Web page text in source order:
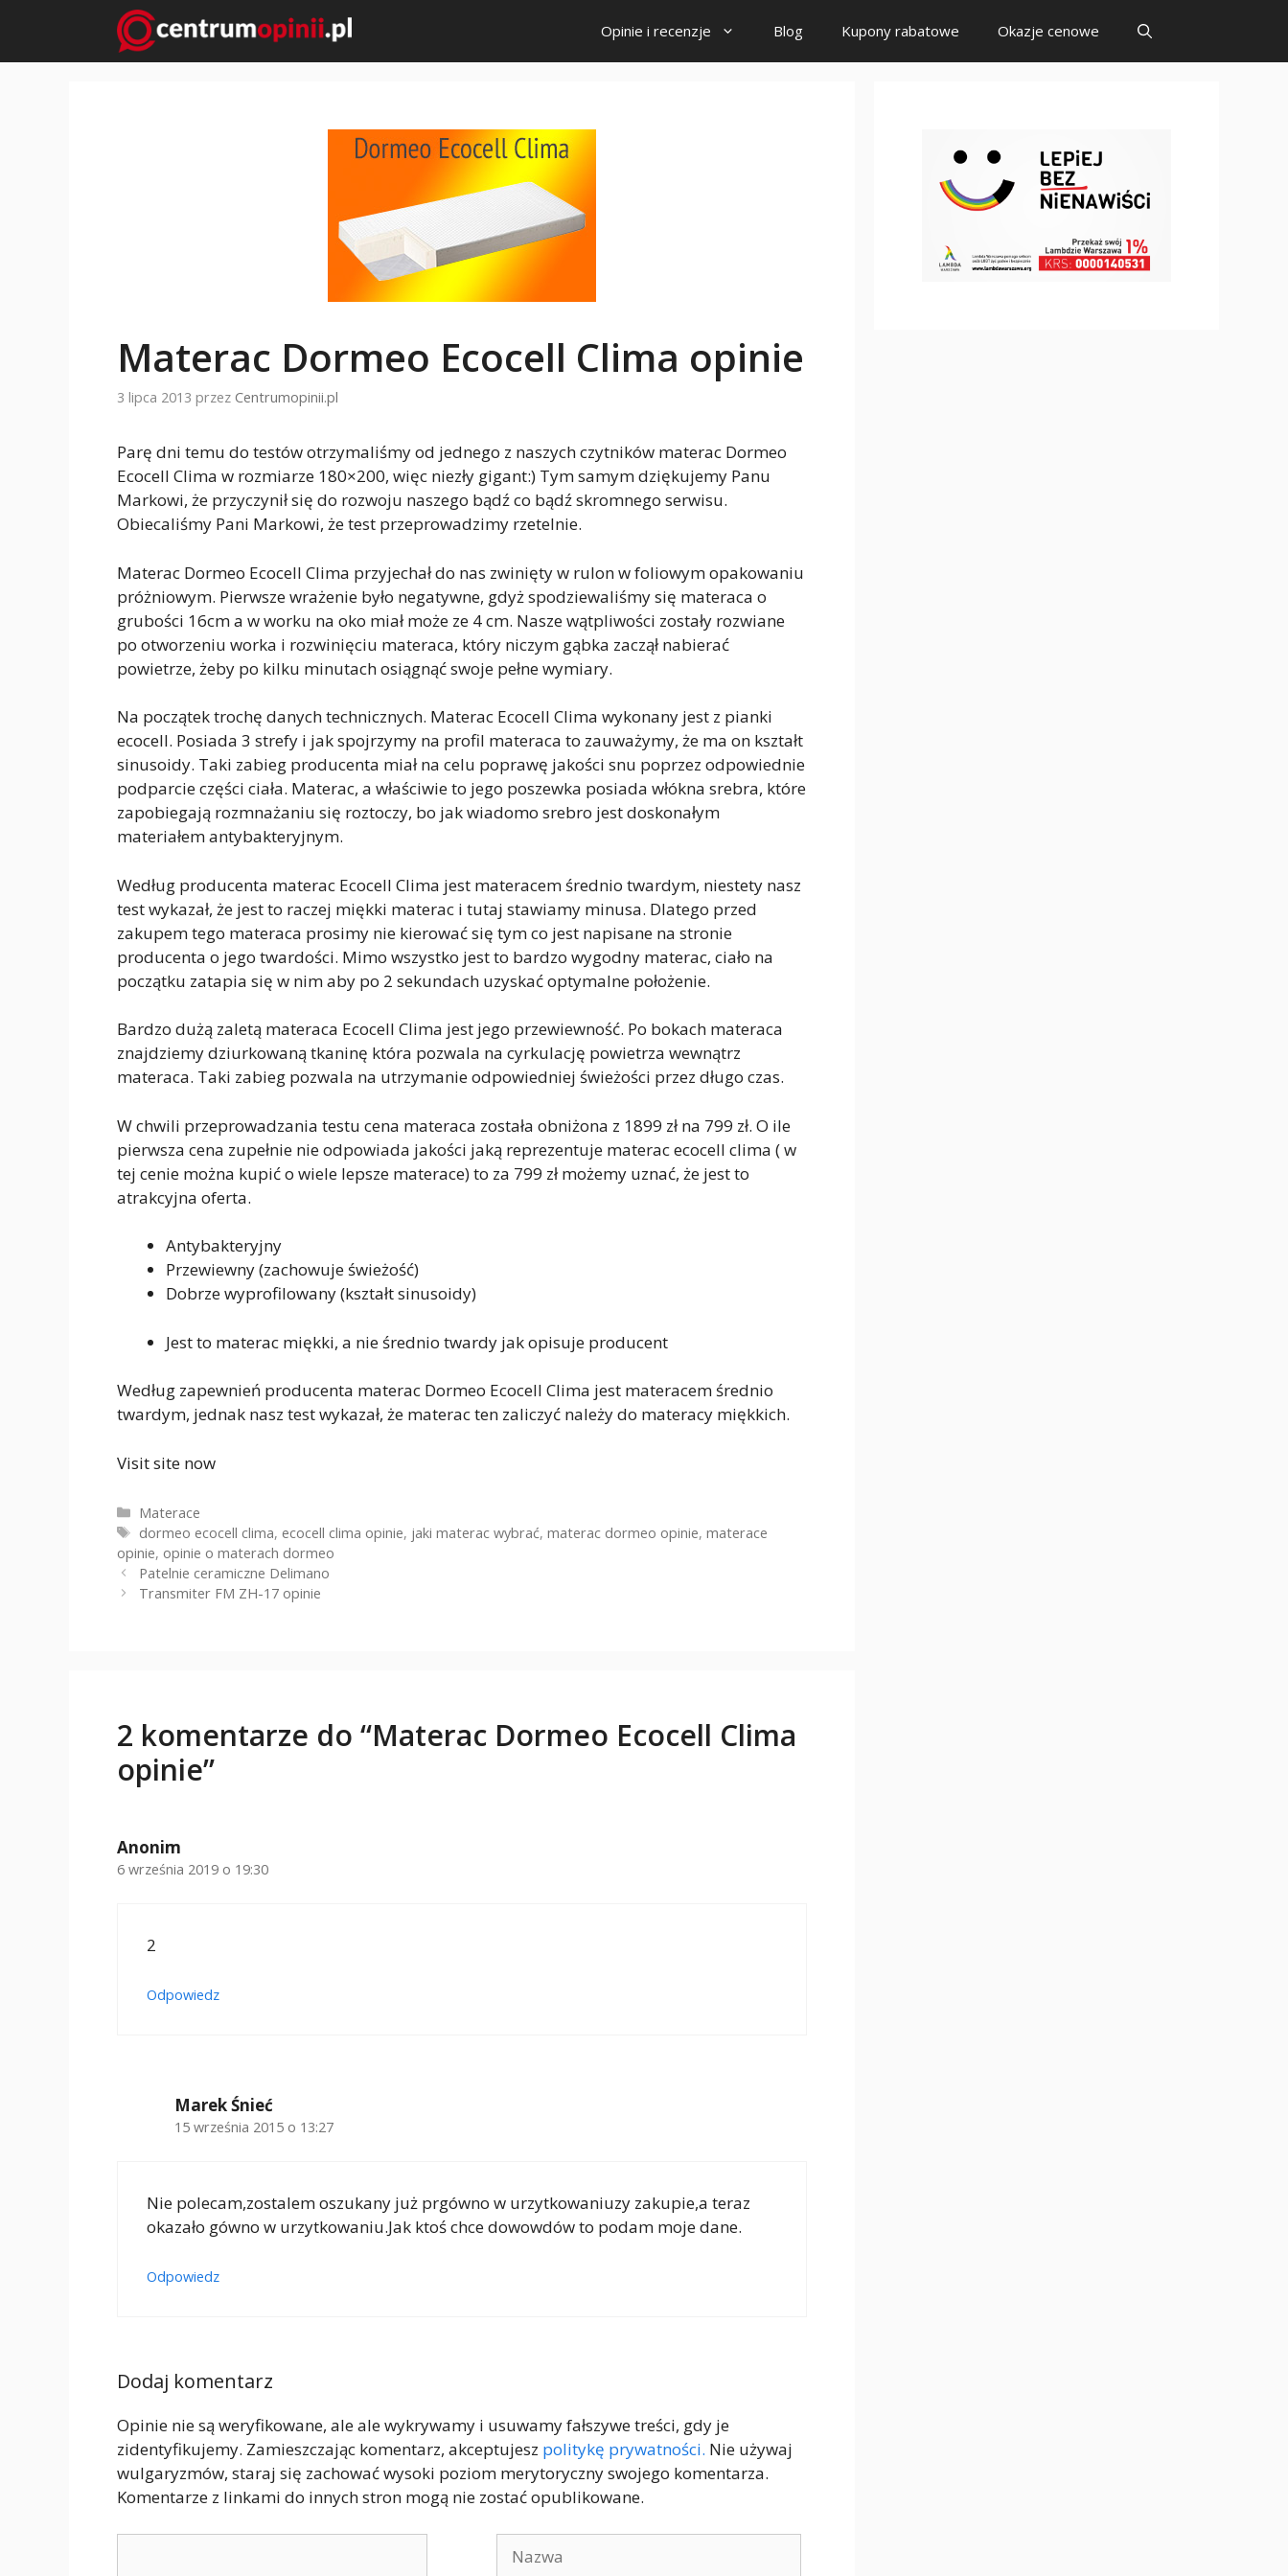
treści
Opinie i recenzje Blog Kupony rabatowe Okazje cenowe
Materac Dormeo Ecocell Clima opinie
3 lipca 2013 przez Centrumopinii.pl
Parę dni temu do testów otrzymaliśmy od jednego z naszych czytników materac Dormeo
Ecocell Clima w rozmiarze 180×200, więc niezły gigant:) Tym samym dziękujemy Panu
Markowi, że przyczynił się do rozwoju naszego bądź co bądź skromnego serwisu.
Obiecaliśmy Pani Markowi, że test przeprowadzimy rzetelnie.
Materac Dormeo Ecocell Clima przyjechał do nas zwinięty w rulon w foliowym opakowaniu
próżniowym. Pierwsze wrażenie było negatywne, gdyż spodziewaliśmy się materaca o
grubości 16cm a w worku na oko miał może ze 4 cm. Nasze wątpliwości zostały rozwiane
po otworzeniu worka i rozwinięciu materaca, który niczym gąbka zaczął nabierać
powietrze, żeby po kilku minutach osiągnąć swoje pełne wymiary.
Na początek trochę danych technicznych. Materac Ecocell Clima wykonany jest z pianki
ecocell. Posiada 3 strefy i jak spojrzymy na profil materaca to zauważymy, że ma on kształt
sinusoidy. Taki zabieg producenta miał na celu poprawę jakości snu poprzez odpowiednie
podparcie części ciała. Materac, a właściwie to jego poszewka posiada włókna srebra, które
zapobiegają rozmnażaniu się roztoczy, bo jak wiadomo srebro jest doskonałym
materiałem antybakteryjnym.
Według producenta materac Ecocell Clima jest materacem średnio twardym, niestety nasz
test wykazał, że jest to raczej miękki materac i tutaj stawiamy minusa. Dlatego przed
zakupem tego materaca prosimy nie kierować się tym co jest napisane na stronie
producenta o jego twardości. Mimo wszystko jest to bardzo wygodny materac, ciało na
początku zatapia się w nim aby po 2 sekundach uzyskać optymalne położenie.
Bardzo dużą zaletą materaca Ecocell Clima jest jego przewiewność. Po bokach materaca
znajdziemy dziurkowaną tkaninę która pozwala na cyrkulację powietrza wewnątrz
materaca. Taki zabieg pozwala na utrzymanie odpowiedniej świeżości przez długo czas.
W chwili przeprowadzania testu cena materaca została obniżona z 1899 zł na 799 zł. O ile
pierwsza cena zupełnie nie odpowiada jakości jaką reprezentuje materac ecocell clima ( w
tej cenie można kupić o wiele lepsze materace) to za 799 zł możemy uznać, że jest to
atrakcyjna oferta.
Antybakteryjny
Przewiewny (zachowuje świeżość)
Dobrze wyprofilowany (kształt sinusoidy)
Jest to materac miękki, a nie średnio twardy jak opisuje producent
Według zapewnień producenta materac Dormeo Ecocell Clima jest materacem średnio
twardym, jednak nasz test wykazał, że materac ten zaliczyć należy do materacy miękkich.
Visit site now
Kategorie
Materace
Tagi
dormeo ecocell clima, ecocell clima opinie, jaki materac wybrać,materac dormeo opinie,materace
opinie, opinie o materach dormeo
Patelnie ceramiczne Delimano
Transmiter FM ZH-17 opinie
2 komentarze do “Materac Dormeo Ecocell Clima
opinie”
Anonim
6 września 2019 o 19:30
2
Odpowiedz
Marek Śnieć
15 września 2015 o 13:27
Nie polecam,zostalem oszukany już prgówno w urzytkowaniuzy zakupie,a teraz
okazało gówno w urzytkowaniu.Jak ktoś chce dowowdów to podam moje dane.
Odpowiedz
Dodaj komentarz
Opinie nie są weryfikowane, ale ale wykrywamy i usuwamy fałszywe treści, gdy je
zidentyfikujemy. Zamieszczając komentarz, akceptujesz politykę prywatności. Nie używaj
wulgaryzmów, staraj się zachować wysoki poziom merytoryczny swojego komentarza.
Komentarze z linkami do innych stron mogą nie zostać opublikowane.